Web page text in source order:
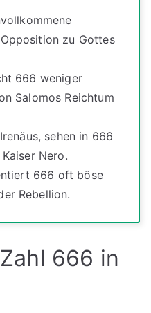
zu Gottes
666 weniger
Salomos Reichtum
sehen in 666
Nero.
666 oft böse
Rebellion.
666 in